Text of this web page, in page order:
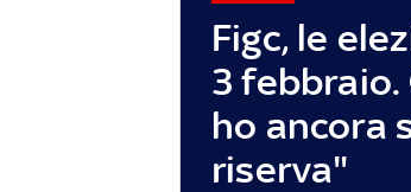
Figc, le
3 febbraio.
ho ancora
riserva"